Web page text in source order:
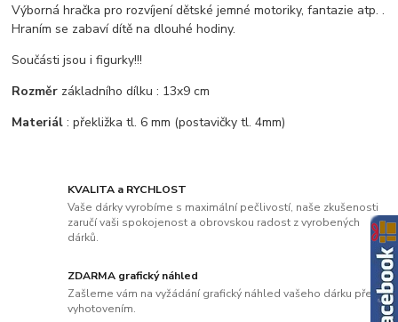
KVALITA a RYCHLOST
Vaše dárky vyrobíme s maximální pečlivostí, naše zkušenosti
zaručí vaši spokojenost a obrovskou radost z vyrobených
dárků.
ZDARMA grafický náhled
Zašleme vám na vyžádání grafický náhled vašeho dárku před
vyhotovením.
Výborná hračka pro rozvíjení dětské jemné motoriky, fantazie atp. .
Hraním se zabaví dítě na dlouhé hodiny.
Součásti jsou i figurky!!!
Rozměr základního dílku : 13x9 cm
Materiál: překližka tl. 6 mm (postavičky tl. 4mm)